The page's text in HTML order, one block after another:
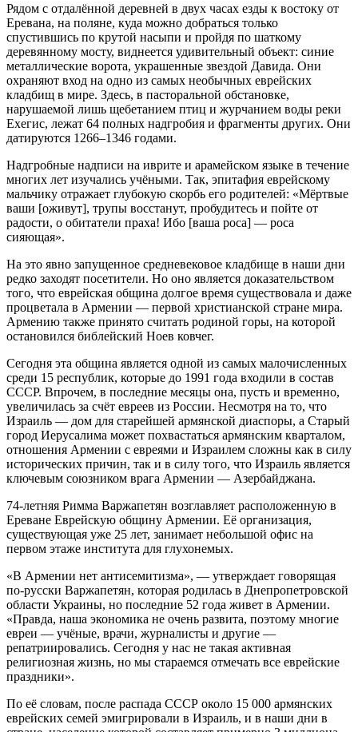
Рядом с отдалённой деревней в двух часах езды к востоку от
Еревана, на поляне, куда можно добраться только
спустившись по крутой насыпи и пройдя по шаткому
деревянному мосту, виднеется удивительный объект: синие
металлические ворота, украшенные звездой Давида. Они
охраняют вход на одно из самых необычных еврейских
кладбищ в мире. Здесь, в пасторальной обстановке,
нарушаемой лишь щебетанием птиц и журчанием воды реки
Ехегис, лежат 64 полных надгробия и фрагменты других. Они
датируются 1266–1346 годами.
Надгробные надписи на иврите и арамейском языке в течение
многих лет изучались учёными. Так, эпитафия еврейскому
мальчику отражает глубокую скорбь его родителей: «Мёртвые
ваши [оживут], трупы восстанут, пробудитесь и пойте от
радости, о обитатели праха! Ибо [ваша роса] — роса
сияющая».
На это явно запущенное средневековое кладбище в наши дни
редко заходят посетители. Но оно является доказательством
того, что еврейская община долгое время существовала и даже
процветала в Армении — первой христианской стране мира.
Армению также принято считать родиной горы, на которой
остановился библейский Ноев ковчег.
Сегодня эта община является одной из самых малочисленных
среди 15 республик, которые до 1991 года входили в состав
СССР. Впрочем, в последние месяцы она, пусть и временно,
увеличилась за счёт евреев из России. Несмотря на то, что
Израиль — дом для старейшей армянской диаспоры, а Старый
город Иерусалима может похвастаться армянским кварталом,
отношения Армении с евреями и Израилем сложны как в силу
исторических причин, так и в силу того, что Израиль является
ключевым союзником врага Армении — Азербайджана.
74-летняя Римма Варжапетян возглавляет расположенную в
Ереване Еврейскую общину Армении. Её организация,
существующая уже 25 лет, занимает небольшой офис на
первом этаже института для глухонемых.
«В Армении нет антисемитизма», — утверждает говорящая
по-русски Варжапетян, которая родилась в Днепропетровской
области Украины, но последние 52 года живет в Армении.
«Правда, наша экономика не очень развита, поэтому многие
евреи — учёные, врачи, журналисты и другие —
репатриировались. Сегодня у нас не такая активная
религиозная жизнь, но мы стараемся отмечать все еврейские
праздники».
По её словам, после распада СССР около 15 000 армянских
еврейских семей эмигрировали в Израиль, и в наши дни в